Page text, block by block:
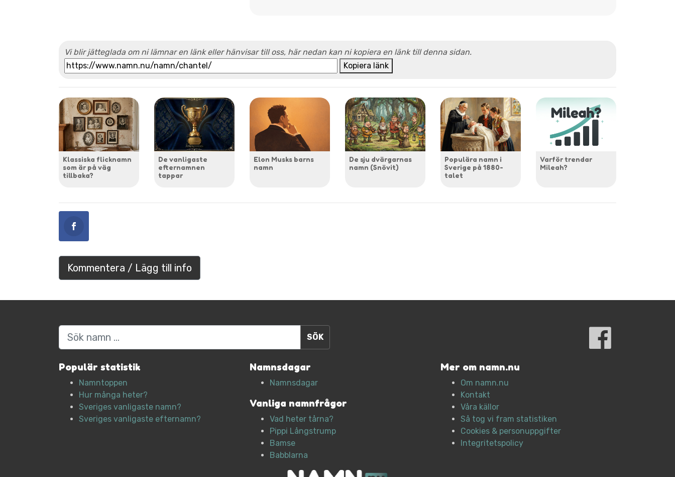
Vi blir jätteglada om ni lämnar en länk eller hänvisar till oss, här nedan kan ni kopiera en länk till denna sidan.
Kopiera länk
Klassiska flicknamn
som är på väg
tillbaka?
De vanligaste
efternamnen
tappar
Elon Musks barns
namn
De sju dvärgarnas
namn (Snövit)
Populära namn i
Sverige på 1880-
talet
Varför trendar
Mileah?
Kommentera / Lägg till info
Sök
Populär statistik
Namntoppen
Hur många heter?
Sveriges vanligaste namn?
Sveriges vanligaste efternamn?
Namnsdagar
Namnsdagar
Vanliga namnfrågor
Vad heter tårna?
Pippi Långstrump
Bamse
Babblarna
Mer om namn.nu
Om namn.nu
Kontakt
Våra källor
Så tog vi fram statistiken
Cookies & personuppgifter
Integritetspolicy